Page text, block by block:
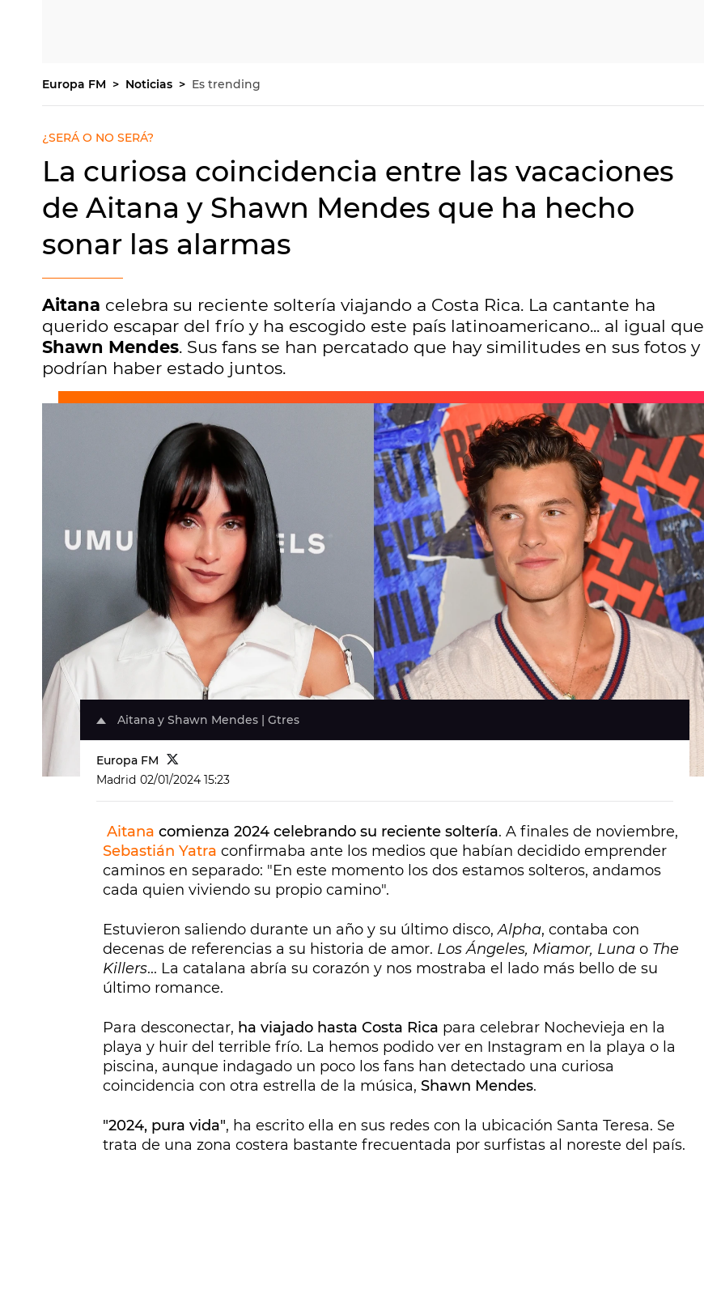
Europa FM Noticias Es trending
¿SERÁ O NO SERÁ?
La curiosa coincidencia entre las vacaciones
de Aitana y Shawn Mendes que ha hecho
sonar las alarmas
Aitana celebra su reciente soltería viajando a Costa Rica. La cantante ha
querido escapar del frío y ha escogido este país latinoamericano... al igual que
Shawn Mendes. Sus fans se han percatado que hay similitudes en sus fotos y
podrían haber estado juntos.
Aitana y Shawn Mendes | Gtres
Europa FM
Madrid 02/01/2024 15:23
Aitana comienza 2024 celebrando su reciente soltería. A finales de noviembre,
Sebastián Yatra confirmaba ante los medios que habían decidido emprender
caminos en separado: "En este momento los dos estamos solteros, andamos
cada quien viviendo su propio camino".
Estuvieron saliendo durante un año y su último disco,Alpha, contaba con
decenas de referencias a su historia de amor. Los Ángeles, Miamor, Luna o The
Killers... La catalana abría su corazón y nos mostraba el lado más bello de su
último romance.
Para desconectar, ha viajado hasta Costa Rica para celebrar Nochevieja en la
playa y huir del terrible frío. La hemos podido ver en Instagram en la playa o la
piscina, aunque indagado un poco los fans han detectado una curiosa
coincidencia con otra estrella de la música, Shawn Mendes.
"2024, pura vida", ha escrito ella en sus redes con la ubicación Santa Teresa. Se
trata de una zona costera bastante frecuentada por surfistas al noreste del país.